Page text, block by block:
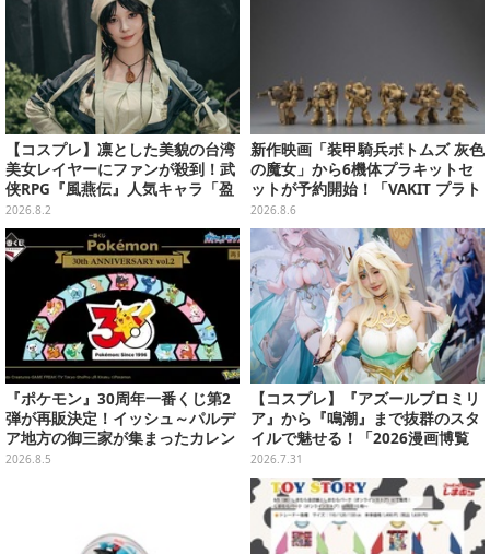
【コスプレ】凛とした美貌の台湾
美女レイヤーにファンが殺到！武
侠RPG『風燕伝』人気キャラ「盈
盈」を完璧に再現して会場を沸か
せる【写真19枚】
2026.8.2
新作映画「装甲騎兵ボトムズ 灰色
の魔女」から6機体プラキットセ
ットが予約開始！「VAKIT プラト
ーン」第1弾、各部関節可動仕様
2026.8.6
『ポケモン』30周年一番くじ第2
弾が再販決定！イッシュ～パルデ
ア地方の御三家が集まったカレン
ダー、ぬいぐるみなど記念グッズ
2026.8.5
【コスプレ】『アズールプロミリ
ア』から『鳴潮』まで抜群のスタ
イルで魅せる！「2026漫画博覧
会」百花繚乱の台湾美女12選【写
真37枚】
2026.7.31